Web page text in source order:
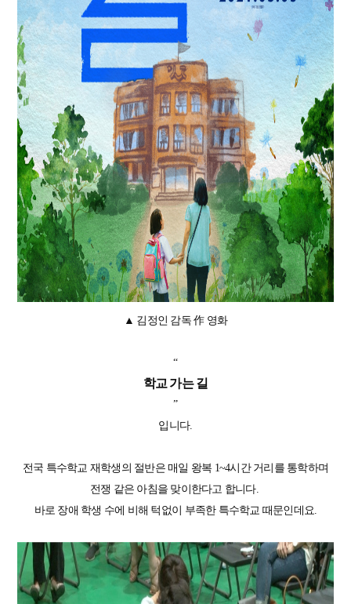
▲ 김정인 감독 作 영화
“
학교 가는 길
”
입니다.
전국 특수학교 재학생의 절반은 매일 왕복 1~4시간 거리를 통학하며
전쟁 같은 아침을 맞이한다고 합니다.
바로 장애 학생 수에 비해 턱없이 부족한 특수학교 때문인데요.